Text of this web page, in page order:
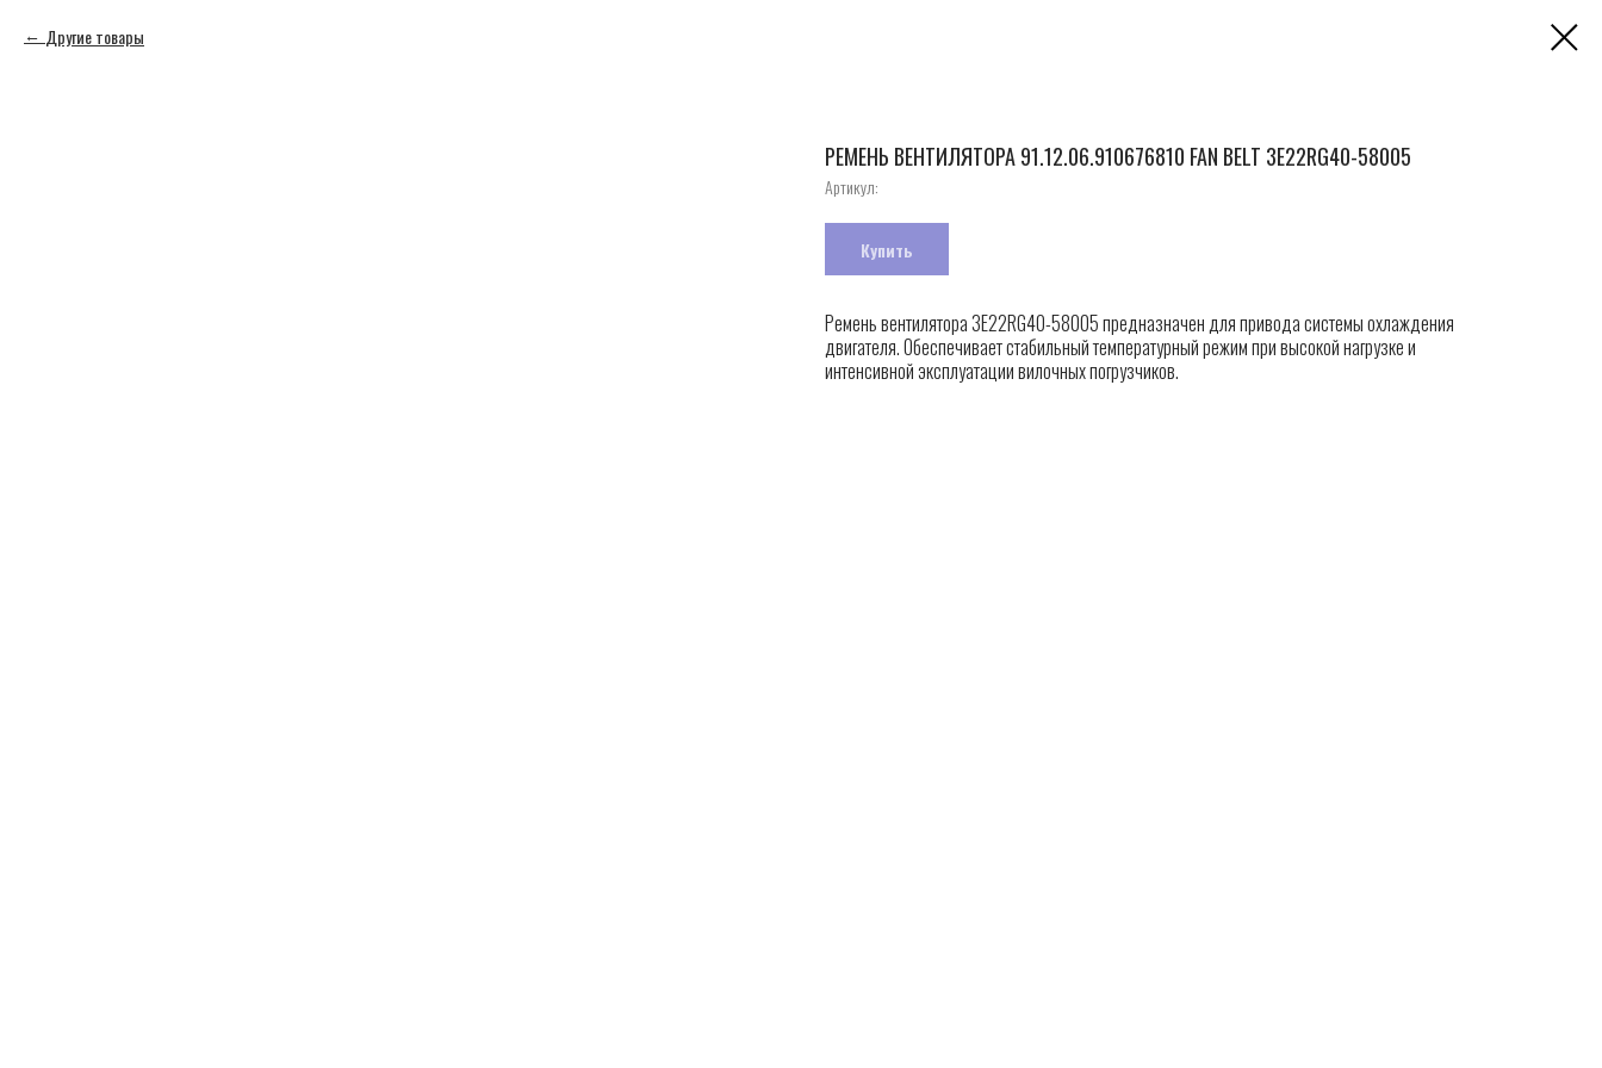
Другие товары
РЕМЕНЬ ВЕНТИЛЯТОРА 91.12.06.910676810 FAN BELT 3E22RG40-58005
Артикул:
Купить
Ремень вентилятора 3E22RG40-58005 предназначен для привода системы охлаждения
двигателя. Обеспечивает стабильный температурный режим при высокой нагрузке и
интенсивной эксплуатации вилочных погрузчиков.